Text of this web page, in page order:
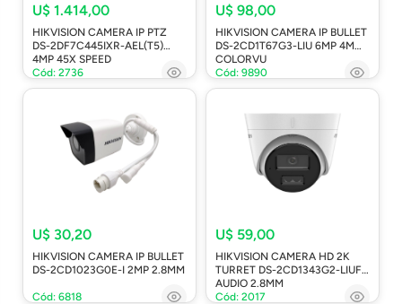
U$ 1.414,00
HIKVISION CAMERA IP PTZ
DS-2DF7C445IXR-AEL(T5)
4MP 45X SPEED
Cód: 2736
U$ 98,00
HIKVISION CAMERA IP BULLET
DS-2CD1T67G3-LIU 6MP 4MM
COLORVU
Cód: 9890
U$ 30,20
HIKVISION CAMERA IP BULLET
DS-2CD1023G0E-I 2MP 2.8MM
Cód: 6818
U$ 59,00
HIKVISION CAMERA HD 2K
TURRET DS-2CD1343G2-LIUF
AUDIO 2.8MM
Cód: 2017